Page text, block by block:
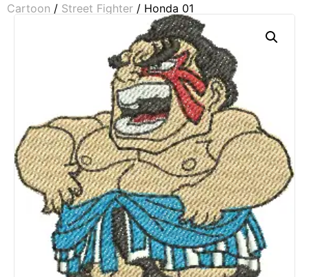
Cartoon / Street Fighter / Honda 01